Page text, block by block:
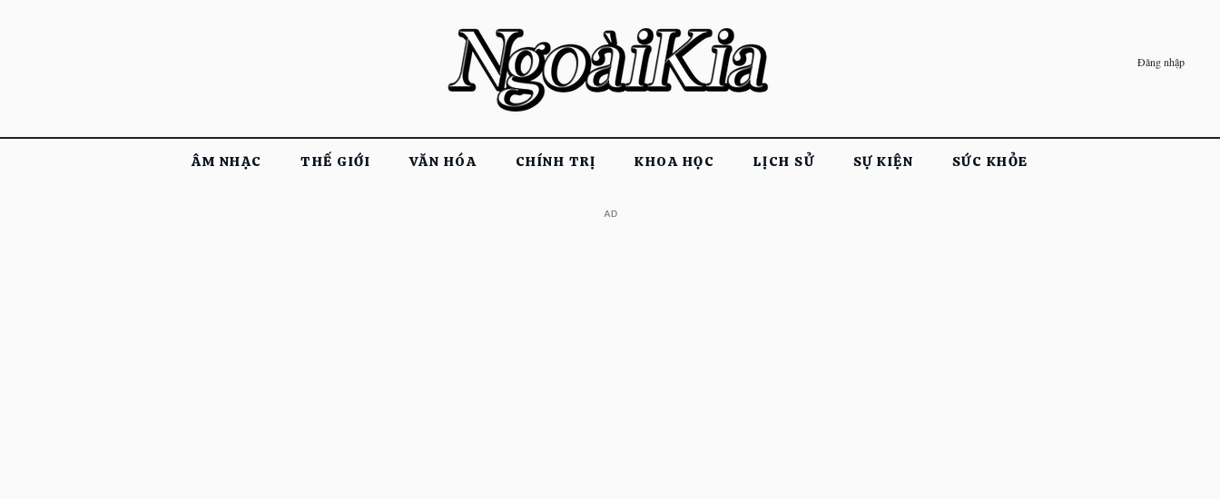
Đăng nhập
ÂM NHẠC THẾ GIỚI VĂN HÓA CHÍNH TRỊ KHOA HỌC LỊCH SỬ SỰ KIỆN SỨC KHỎE
​AD